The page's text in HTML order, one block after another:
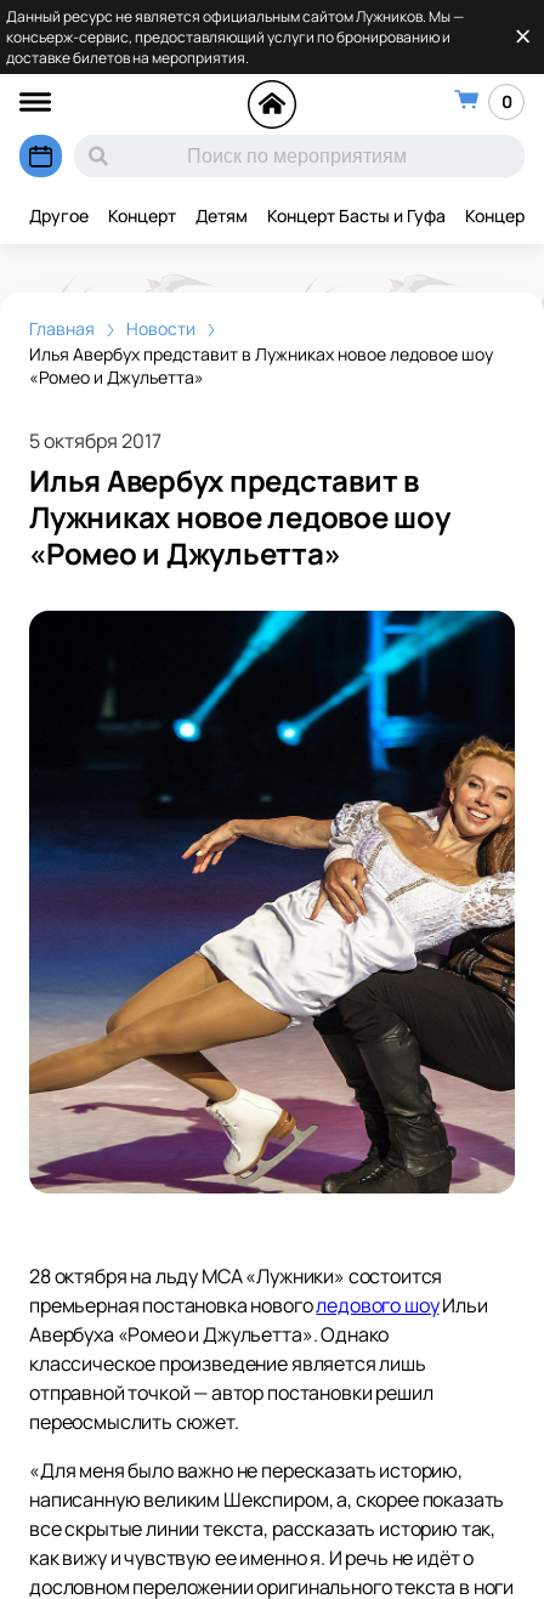
Данный ресурс не является официальным сайтом Лужников. Мы —
консьерж-сервис, предоставляющий услуги по бронированию и
доставке билетов на мероприятия.
0
Другое Концерт Детям Концерт Басты и Гуфа Концерт
Главная
Новости
Илья Авербух представит в Лужниках новое ледовое шоу
«Ромео и Джульетта»
5 октября 2017
Илья Авербух представит в
Лужниках новое ледовое шоу
«Ромео и Джульетта»
28 октября на льду МСА «Лужники» состоится
премьерная постановка новоголедового шоуИльи
Авербуха «Ромео и Джульетта». Однако
классическое произведение является лишь
отправной точкой — автор постановки решил
переосмыслить сюжет.
«Для меня было важно не пересказать историю,
написанную великим Шекспиром, а, скорее показать
все скрытые линии текста, рассказать историю так,
как вижу и чувствую ее именно я. И речь не идёт о
дословном переложении оригинального текста в ноги